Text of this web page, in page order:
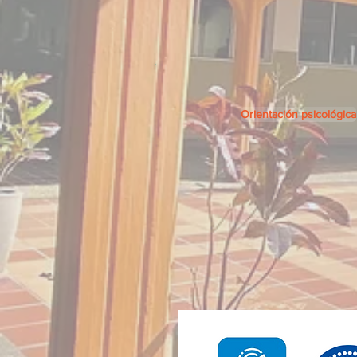
Orientación psicológica